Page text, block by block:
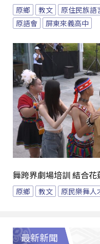
原鄉 教文 原住民族語
原語會
屏東來義高中
舞跨界劇場培訓 結合花
原鄉 教文 原民樂舞人
最新新聞